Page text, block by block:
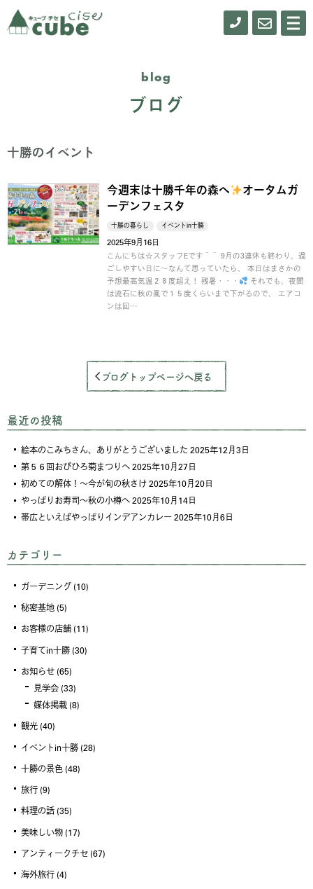
メ
ニ
0155- お
blog
ブログ
十勝のイベント
今週末は十勝千年の森へ
オータムガ
ーデンフェスタ
十勝の暮らし イベントin十勝
2025年9月16日
こんにちは☆スタッフEです＾＾ 9月の3連休も終わり、過
ごしやすい日に～なんて思っていたら、 本日はまさかの
予想最高気温２８度超え！ 残暑・・・
それでも、夜間
は流石に秋の風で１５度くらいまで下がるので、 エアコ
ンは回…
ブログトップページへ戻る
最近の投稿
絵本のこみちさん、ありがとうございました 2025年12月3日
第５６回おびひろ菊まつりへ2025年10月27日
初めての解体！～今が旬の秋さけ2025年10月20日
やっぱりお寿司～秋の小樽へ2025年10月14日
帯広といえばやっぱりインデアンカレー2025年10月6日
カテゴリー
ガーデニング (10)
秘密基地 (5)
お客様の店舗 (11)
子育てin十勝 (30)
お知らせ (65)
見学会 (33)
媒体掲載 (8)
観光 (40)
イベントin十勝 (28)
十勝の景色 (48)
旅行 (9)
料理の話 (35)
美味しい物 (17)
アンティークチセ (67)
海外旅行 (4)